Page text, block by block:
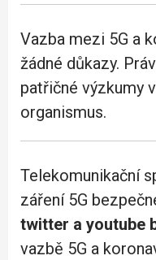
Vazba mezi 5G a
žádné důkazy.
patřičné výzkumy
organismus.
Telekomunikační
záření 5G
twitter a youtube
vazbě 5G a